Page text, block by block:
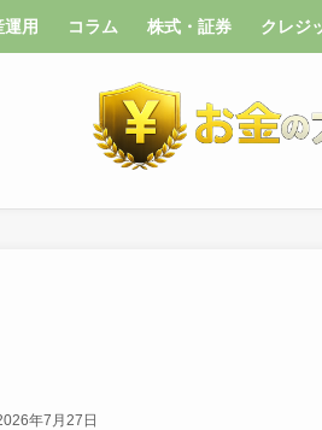
用 コラム 株式・証券 クレジ
年7月27日